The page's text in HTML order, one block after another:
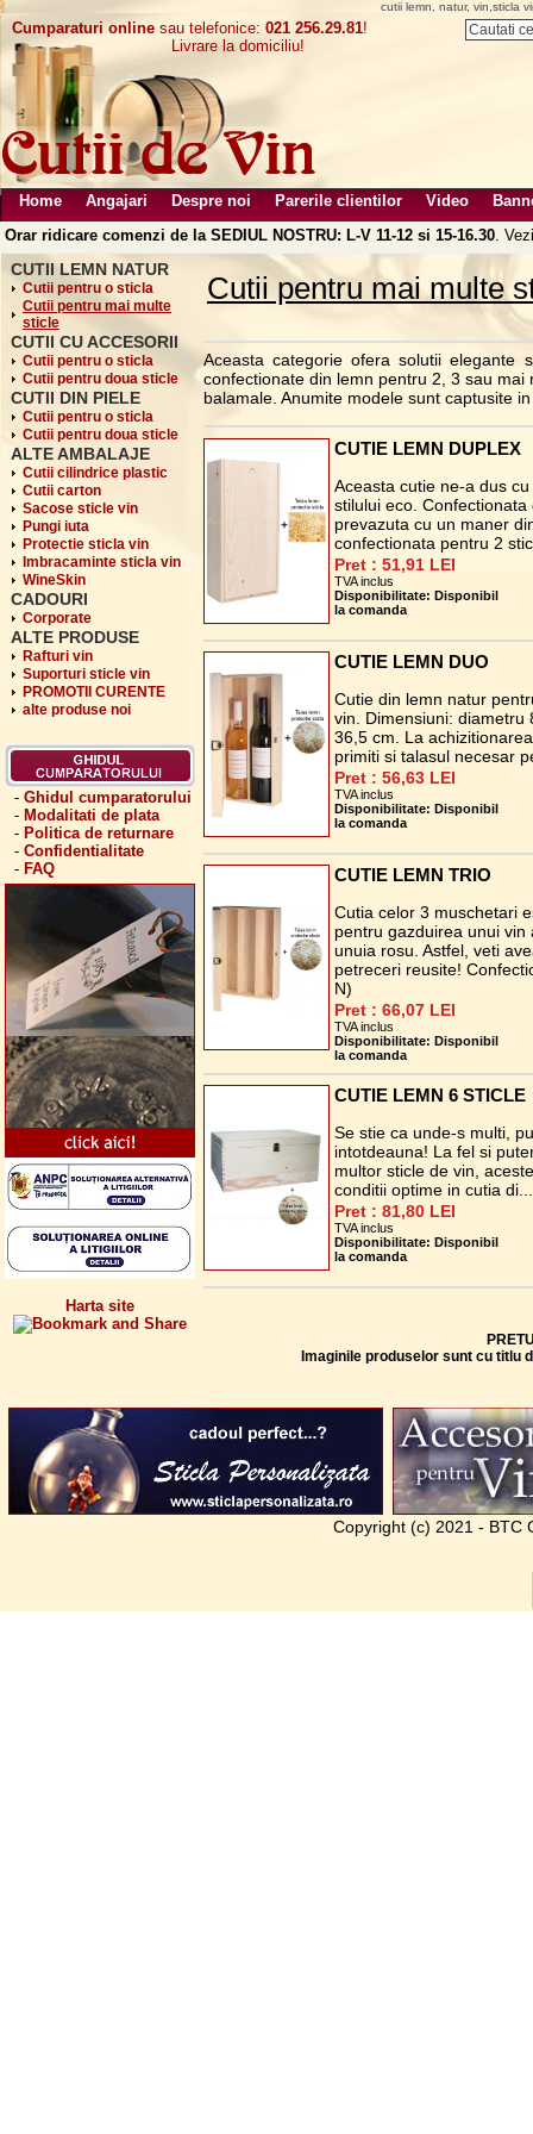
cutii lemn, natur, vin,sticla
Cumparaturi online sau telefonice: 021 256.29.81!
Livrare la domiciliu!
Home Angajari Despre noi Parerile clientilor Video
Orar ridicare comenzi de la SEDIUL NOSTRU: L-V 11-12 si 15-16.30.
CUTII LEMN NATUR
Cutii pentru o sticla
Cutii pentru mai multe
sticle
CUTII CU ACCESORII
Cutii pentru o sticla
Cutii pentru doua sticle
CUTII DIN PIELE
Cutii pentru o sticla
Cutii pentru doua sticle
ALTE AMBALAJE
Cutii cilindrice plastic
Cutii carton
Sacose sticle vin
Pungi iuta
Protectie sticla vin
Imbracaminte sticla vin
WineSkin
CADOURI
Corporate
ALTE PRODUSE
Rafturi vin
Suporturi sticle vin
PROMOTII CURENTE
alte produse noi
- Ghidul cumparatorului
- Modalitati de plata
- Politica de returnare
- Confidentialitate
- FAQ
Harta site
Cutii pentru mai multe
Aceasta categorie ofera solutii elegante
confectionate din lemn pentru 2, 3 sau
balamale. Anumite modele sunt captusite
CUTIE LEMN DUPLEX
Aceasta cutie ne-a dus
stilului eco. Confectionata
prevazuta cu un maner
confectionata pentru 2
Pret : 51,91 LEI
TVA inclus
Disponibilitate: Disponibil
la comanda
CUTIE LEMN DUO
Cutie din lemn natur
vin. Dimensiuni: diametru
36,5 cm. La
primiti si talasul necesar
Pret : 56,63 LEI
TVA inclus
Disponibilitate: Disponibil
la comanda
CUTIE LEMN TRIO
Cutia celor 3 muschetari
pentru gazduirea unui vin
unuia rosu. Astfel, veti
petreceri reusite!
N)
Pret : 66,07 LEI
TVA inclus
Disponibilitate: Disponibil
la comanda
CUTIE LEMN 6 STICLE
Se stie ca unde-s multi,
intotdeauna! La fel si
multor sticle de vin,
conditii optime in cutia
Pret : 81,80 LEI
TVA inclus
Disponibilitate: Disponibil
la comanda
Imaginile produselor sunt cu titlu
Copyright (c) 2021 - BTC